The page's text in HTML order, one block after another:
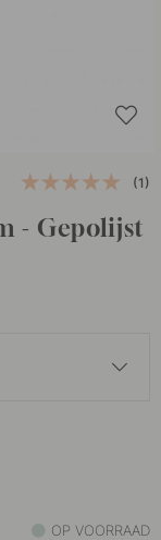
(1)
- Gepolijst
OP VOORRAAD